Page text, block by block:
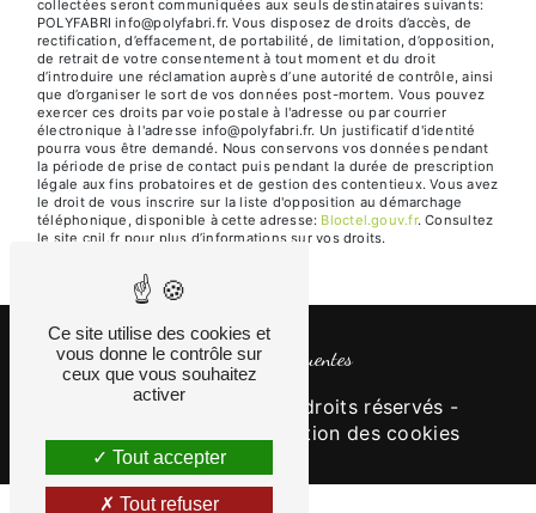
collectées seront communiquées aux seuls destinataires suivants:
POLYFABRI info@polyfabri.fr. Vous disposez de droits d’accès, de
rectification, d’effacement, de portabilité, de limitation, d’opposition,
de retrait de votre consentement à tout moment et du droit
d’introduire une réclamation auprès d’une autorité de contrôle, ainsi
que d’organiser le sort de vos données post-mortem. Vous pouvez
exercer ces droits par voie postale à l'adresse ou par courrier
électronique à l'adresse info@polyfabri.fr. Un justificatif d'identité
pourra vous être demandé. Nous conservons vos données pendant
la période de prise de contact puis pendant la durée de prescription
légale aux fins probatoires et de gestion des contentieux. Vous avez
le droit de vous inscrire sur la liste d'opposition au démarchage
téléphonique, disponible à cette adresse:
Bloctel.gouv.fr. Consultez
le site cnil.fr pour plus d’informations sur vos droits.
Recherches fréquentes
Vistalid- 2026 - Tous droits réservés -
Gestion des cookies
Ce site utilise des cookies et
vous donne le contrôle sur
ceux que vous souhaitez
activer
Tout accepter
Tout refuser